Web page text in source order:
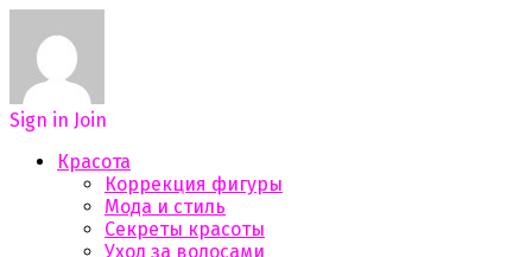
Sign in Join
Красота
Коррекция фигуры
Мода и стиль
Секреты красоты
Уход за волосами